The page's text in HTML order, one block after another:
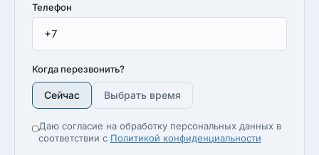
Телефон
Когда перезвонить?
Сейчас Выбрать время
Даю согласие на обработку персональных данных в
соответствии с Политикой конфиденциальности